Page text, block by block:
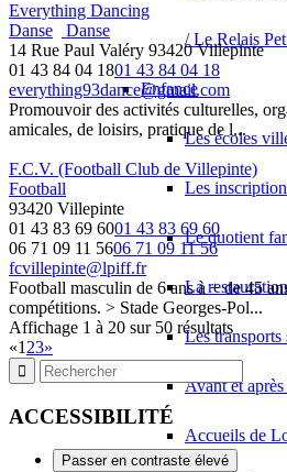
/ Le Relais
Enfance
Les écoles
Les
Le quotient
La restauration
Les transports
Avant et après
Accueils de
Everything Dancing
Danse
Danse
14 Rue Paul Valéry 93420 Villepinte
01 43 84 04 1801 43 84 04 18
everything93dance@gmail.com
Promouvoir des activités culturelles,
amicales, de loisirs, pratique de l...
F.C.V. (Football Club de Villepinte)
Football
93420 Villepinte
01 43 83 69 6001 43 83 69 60
06 71 09 11 5606 71 09 11 56
fcvillepinte@lpiff.fr
Football masculin de 6 ans à + de 45
compétitions. > Stade Georges-Pol...
Affichage 1 à 20 sur 50 résultats
«1 23»
ACCESSIBILITÉ
Passer en contraste élevé